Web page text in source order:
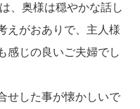
、奥様は穏やかな話し
えがおありで、主人様
感じの良いご夫婦でし
せした事が懐かしいで